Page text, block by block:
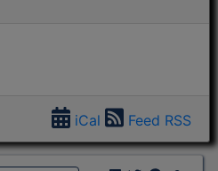
iCal Feed RSS